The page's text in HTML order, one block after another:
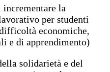
la
per studenti
economiche,
e di apprendimento)
solidarietà e del